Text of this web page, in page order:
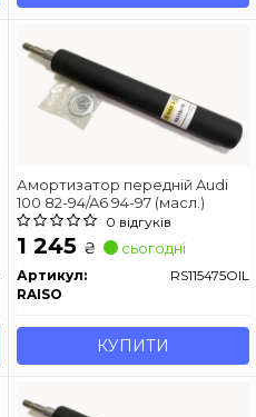
Амортизатор передній Audi
100 82-94/A6 94-97 (масл.)
0 відгуків
1 245 ₴ сьогодні
Артикул:
RS115475OIL
RAISO
КУПИТИ